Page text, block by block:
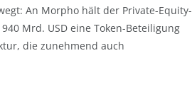
An Morpho hält der Private-Equity-
Mrd. USD eine Token-Beteiligung
die zunehmend auch